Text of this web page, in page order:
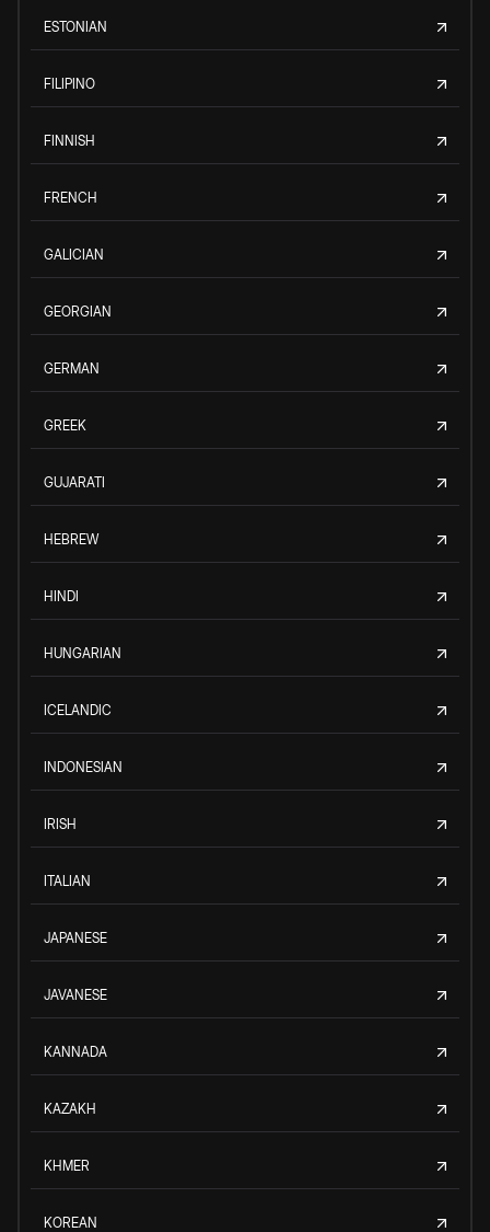
ESTONIAN
FILIPINO
FINNISH
FRENCH
GALICIAN
GEORGIAN
GERMAN
GREEK
GUJARATI
HEBREW
HINDI
HUNGARIAN
ICELANDIC
INDONESIAN
IRISH
ITALIAN
JAPANESE
JAVANESE
KANNADA
KAZAKH
KHMER
KOREAN